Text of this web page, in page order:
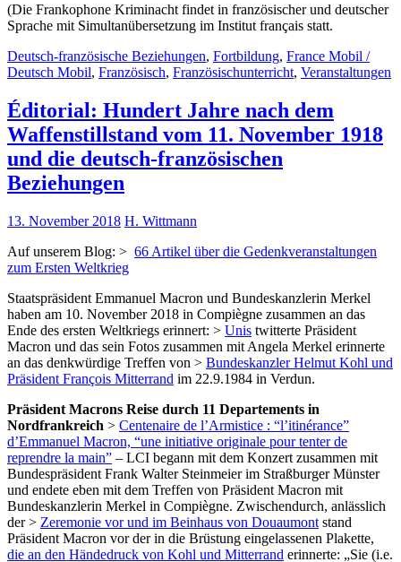
(Die Frankophone Kriminacht findet in französischer und deutscher
Sprache mit Simultanübersetzung im Institut français statt.
Deutsch-französische Beziehungen, Fortbildung, France Mobil /
Deutsch Mobil, Französisch, Französischunterricht, Veranstaltungen
Éditorial: Hundert Jahre nach dem
Waffenstillstand vom 11. November 1918
und die deutsch-französischen
Beziehungen
13. November 2018 H. Wittmann
Auf unserem Blog: > 66 Artikel über die Gedenkveranstaltungen
zum Ersten Weltkrieg
Staatspräsident Emmanuel Macron und Bundeskanzlerin Merkel
haben am 10. November 2018 in Compiègne zusammen an das
Ende des ersten Weltkriegs erinnert: > Unis twitterte Präsident
Macron und das sein Fotos zusammen mit Angela Merkel erinnerte
an das denkwürdige Treffen von > Bundeskanzler Helmut Kohl und
Präsident François Mitterrand im 22.9.1984 in Verdun.
Präsident Macrons Reise durch 11 Departements in
Nordfrankreich > Centenaire de l’Armistice : “l’itinérance”
d’Emmanuel Macron, “une initiative originale pour tenter de
reprendre la main” – LCI begann mit dem Konzert zusammen mit
Bundespräsident Frank Walter Steinmeier im Straßburger Münster
und endete eben mit dem Treffen von Präsident Macron mit
Bundeskanzlerin Merkel in Compiègne. Zwischendurch, anlässlich
der > Zeremonie vor und im Beinhaus von Douaumont stand
Präsident Macron vor der in die Brüstung eingelassenen Plakette,
die an den Händedruck von Kohl und Mitterrand erinnerte: „Sie (i.e.